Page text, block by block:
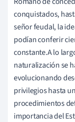
conquistados,
señor feudal, la
podían conferir
constante.A lo
naturalización se
evolucionando
privilegios hasta
procedimientos
importancia del